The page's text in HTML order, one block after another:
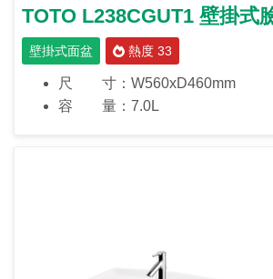
TOTO L238CGUT1 壁掛式
壁掛式面盆 熱度 33
尺 寸：W560xD460mm
容 量：7.0L